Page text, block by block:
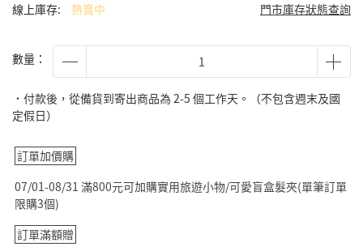
線上庫存: 熱賣中 門市庫存狀態查詢
數量：
˙付款後，從備貨到寄出商品為 2-5 個工作天。（不包含週末及國
定假日）
訂單加價購
07/01-08/31 滿800元可加購實用旅遊小物/可愛盲盒髮夾(單筆訂單
限購3個)
訂單滿額贈